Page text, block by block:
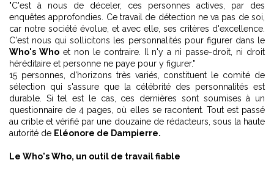
"C'est à nous de déceler, ces personnes actives, par des
enquêtes approfondies. Ce travail de détection ne va pas de soi,
car notre société évolue, et avec elle, ses critères d'excellence.
C'est nous qui sollicitons les personnalités pour figurer dans le
Who's Whoet non le contraire. Il n'y a ni passe-droit, ni droit
héréditaire et personne ne paye pour y figurer."
15 personnes, d'horizons très variés, constituent le comité de
sélection qui s'assure que la célébrité des personnalités est
durable. Si tel est le cas, ces dernières sont soumises à un
questionnaire de 4 pages, où elles se racontent. Tout est passé
au crible et vérifié par une douzaine de rédacteurs, sous la haute
autorité de Eléonore de Dampierre.
Le Who's Who, un outil de travail fiable